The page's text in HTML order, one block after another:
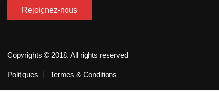
Copyrights © 2018. All rights reserved
Politiques Termes & Conditions